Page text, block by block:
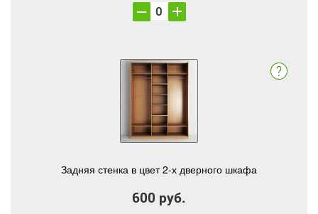
Задняя стенка в цвет 2-х дверного шкафа
600 руб.